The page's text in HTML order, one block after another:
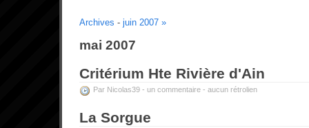
Archives - juin 2007 »
mai 2007
Critérium Hte Rivière d'Ain
Par Nicolas39 - un commentaire - aucun rétrolien
La Sorgue